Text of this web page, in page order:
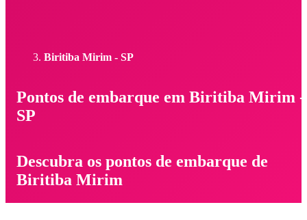
Biritiba Mirim - SP
Pontos de embarque em Biritiba Mirim -
SP
Descubra os pontos de embarque de
Biritiba Mirim